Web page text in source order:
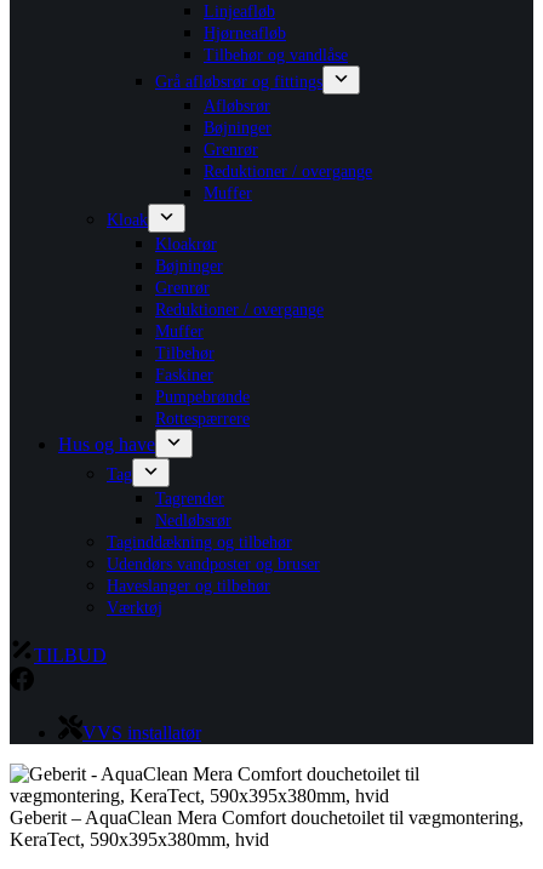
Linjeafløb
Hjørneafløb
Tilbehør og vandlåse
Grå afløbsrør og fittings
Afløbsrør
Bøjninger
Grenrør
Reduktioner / overgange
Muffer
Kloak
Kloakrør
Bøjninger
Grenrør
Reduktioner / overgange
Muffer
Tilbehør
Faskiner
Pumpebrønde
Rottespærrere
Hus og have
Tag
Tagrender
Nedløbsrør
Taginddækning og tilbehør
Udendørs vandposter og bruser
Haveslanger og tilbehør
Værktøj
TILBUD
VVS installatør
Geberit – AquaClean Mera Comfort douchetoilet til vægmontering,
KeraTect, 590x395x380mm, hvid